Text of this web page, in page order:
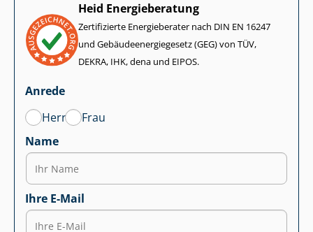
Heid Energieberatung
Zertifizierte Energieberater nach DIN EN 16247
und Ge­bäu­de­en­er­gie­ge­setz (GEG) von TÜV,
DEKRA, IHK, dena und EIPOS.
Anrede
Herr
Frau
Name
Ihre E-Mail